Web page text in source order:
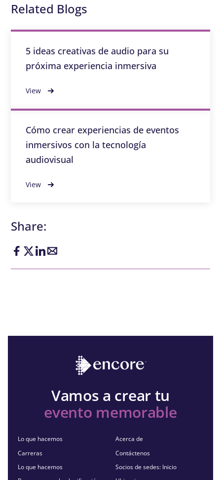
Related Blogs
5 ideas creativas de audio para su
próxima experiencia inmersiva
View
Cómo crear experiencias de eventos
inmersivos con la tecnología
audiovisual
View
Share:
Vamos a crear tu
evento memorable
Lo que hacemos
Carreras
Lo que hacemos
Acerca de
Contáctenos
Socios de sedes: Inicio